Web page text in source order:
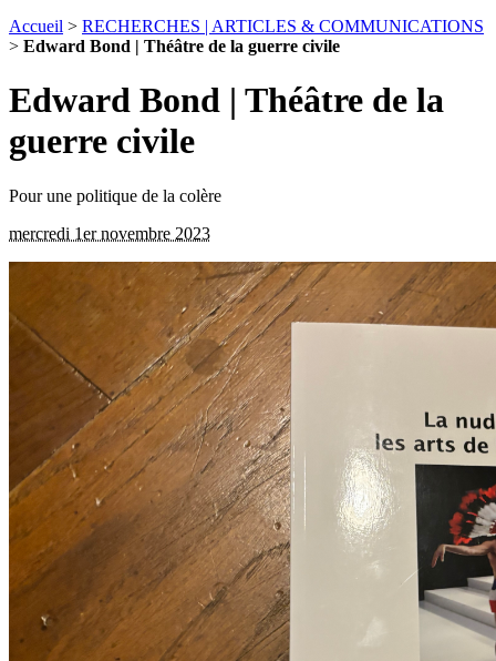
Accueil > RECHERCHES | ARTICLES & COMMUNICATIONS
> Edward Bond | Théâtre de la guerre civile
Edward Bond | Théâtre de la
guerre civile
Pour une politique de la colère
mercredi 1er novembre 2023